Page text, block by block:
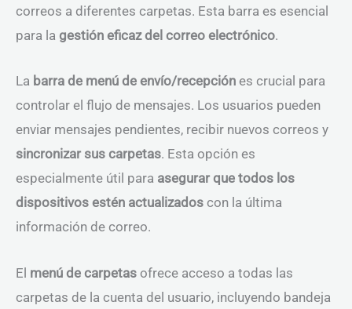
correos a diferentes carpetas. Esta barra es esencial
para la gestión eficaz del correo electrónico.
La barra de menú de envío/recepción es crucial para
controlar el flujo de mensajes. Los usuarios pueden
enviar mensajes pendientes, recibir nuevos correos y
sincronizar sus carpetas. Esta opción es
especialmente útil para asegurar que todos los
dispositivos estén actualizados con la última
información de correo.
El menú de carpetas ofrece acceso a todas las
carpetas de la cuenta del usuario, incluyendo bandeja